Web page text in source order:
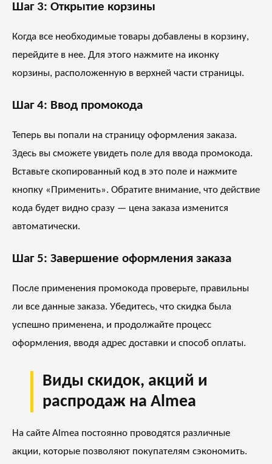
Шаг 3: Открытие корзины
Когда все необходимые товары добавлены в корзину,
перейдите в нее. Для этого нажмите на иконку
корзины, расположенную в верхней части страницы.
Шаг 4: Ввод промокода
Теперь вы попали на страницу оформления заказа.
Здесь вы сможете увидеть поле для ввода промокода.
Вставьте скопированный код в это поле и нажмите
кнопку «Применить». Обратите внимание, что действие
кода будет видно сразу — цена заказа изменится
автоматически.
Шаг 5: Завершение оформления заказа
После применения промокода проверьте, правильны
ли все данные заказа. Убедитесь, что скидка была
успешно применена, и продолжайте процесс
оформления, вводя адрес доставки и способ оплаты.
Виды скидок, акций и
распродаж на Almea
На сайте Almea постоянно проводятся различные
акции, которые позволяют покупателям сэкономить.